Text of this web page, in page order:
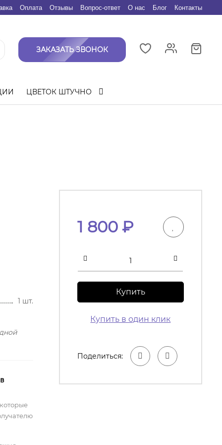
Оплата Отзывы Вопрос-ответ О нас Блог Контакты
ЗАКАЗАТЬ ЗВОНОК
ЦВЕТОК ШТУЧНО
1 шт.
1 800₽
Купить
Купить в один клик
Поделиться: